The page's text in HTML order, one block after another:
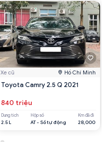
Xe cũ Hồ Chí Minh
Toyota Camry 2.5 Q 2021
840 triệu
Dung tích
2.5 L
Hộp số
AT - Số tự động
Km đã đi
28,000